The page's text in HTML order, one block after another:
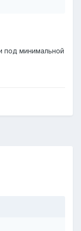
под минимальной